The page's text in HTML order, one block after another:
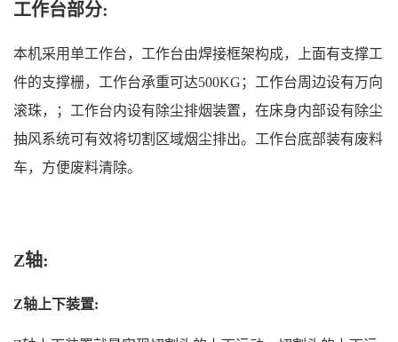
工作台部分:
本机采用单工作台，工作台由焊接框架构成，上面有支撑工
件的支撑栅，工作台承重可达500KG；工作台周边设有万向
滚珠，；工作台内设有除尘排烟装置，在床身内部设有除尘
抽风系统可有效将切割区域烟尘排出。工作台底部装有废料
车，方便废料清除。
Z轴:
Z轴上下装置: